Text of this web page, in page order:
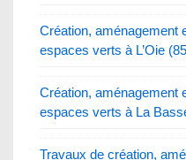
Création, aménagement
espaces verts à L’Oie
Création, aménagement
espaces verts à La
Travaux de création,